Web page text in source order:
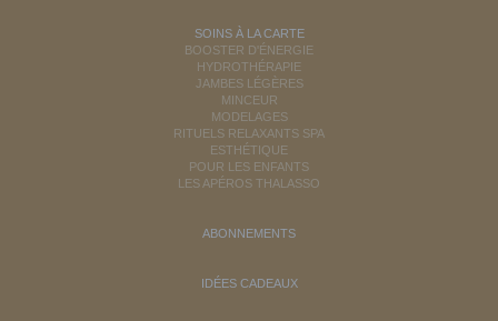
SOINS À LA CARTE
BOOSTER D'ÉNERGIE
HYDROTHÉRAPIE
JAMBES LÉGÈRES
MINCEUR
MODELAGES
RITUELS RELAXANTS SPA
ESTHÉTIQUE
POUR LES ENFANTS
LES APÉROS THALASSO
ABONNEMENTS
IDÉES CADEAUX